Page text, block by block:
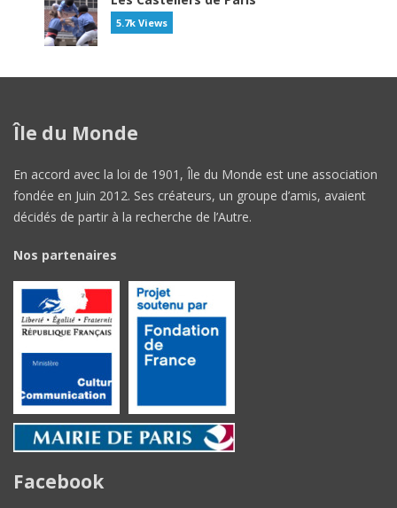
5.7k Views
Île du Monde
En accord avec la loi de 1901, Île du Monde est une association
fondée en Juin 2012. Ses créateurs, un groupe d’amis, avaient
décidés de partir à la recherche de l’Autre.
Nos partenaires
Facebook